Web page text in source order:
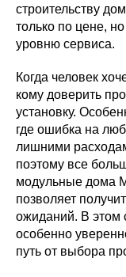
строительству
только по цене,
уровню сервиса.
Когда человек
кому доверить
установку.
где ошибка на
лишними
поэтому все
модульные дома
позволяет
ожиданий. В этом
особенно
путь от выбора